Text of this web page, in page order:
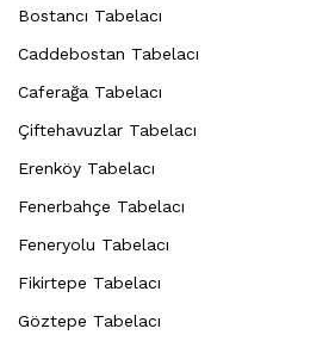
Bostancı Tabelacı
Caddebostan Tabelacı
Caferağa Tabelacı
Çiftehavuzlar Tabelacı
Erenköy Tabelacı
Fenerbahçe Tabelacı
Feneryolu Tabelacı
Fikirtepe Tabelacı
Göztepe Tabelacı